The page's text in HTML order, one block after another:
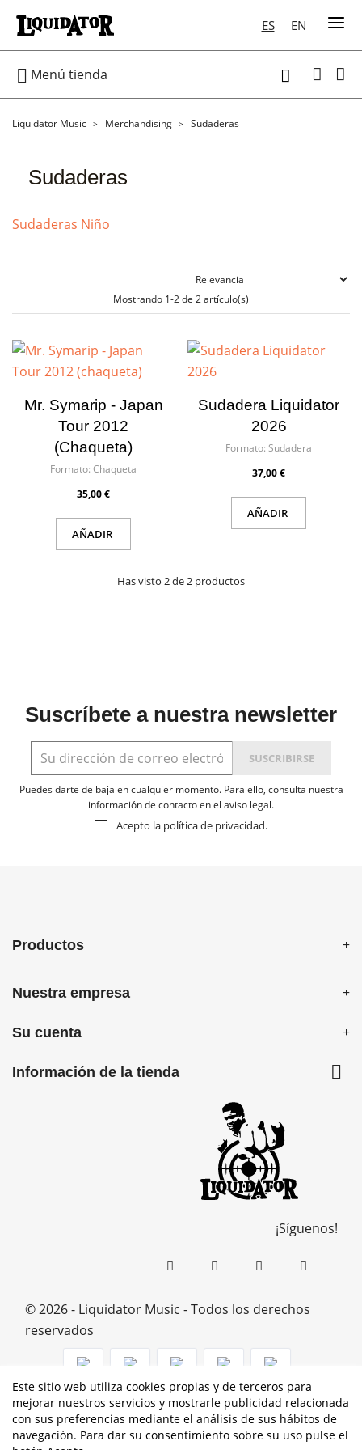
ES EN
 Menú tienda 
Liquidator Music Merchandising Sudaderas
Sudaderas
Sudaderas Niño
Mostrando 1-2 de 2 artículo(s)
Mr. Symarip - Japan
Tour 2012
(chaqueta)
Formato: Chaqueta
35,00 €
AÑADIR
Sudadera Liquidator
2026
Formato: Sudadera
37,00 €
AÑADIR
Has visto 2 de 2 productos
Suscríbete a nuestra newsletter
Puedes darte de baja en cualquier momento. Para ello, consulta nuestra
información de contacto en el aviso legal.
Acepto la política de privacidad.
Productos
Nuestra empresa
Su cuenta
Información de la tienda 
¡Síguenos!
Crear lista de deseos ×
Nombre de la lista de deseos
Iniciar sesión ×
Debe iniciar sesión para guardar productos en su lista de
deseos.
Este sitio web utiliza cookies propias y de terceros para
mejorar nuestros servicios y mostrarle publicidad relacionada
con sus preferencias mediante el análisis de sus hábitos de
navegación. Para dar su consentimiento sobre su uso pulse el
© 2026 - Liquidator Music - Todos los derechos
reservados
PROGRAMA KIT DIGITAL COFINANCIADO POR LOS
FONDOS NEXT GENERATION (EU) DEL MECANISMO DE